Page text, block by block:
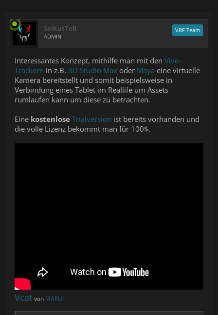
SolKutTeR
ADMIN
VRF Team
Interessantes Konzept, mithilfe man mit den Vive-
Trackern in z.B. 3D Studio Max oder Maya eine virtuelle
Kamera bereitstellt und somit beispielsweise in
Verbindung eines Tablet im Reallife um Assets
rumlaufen kann um diese zu betrachten.
Eine kostenlose Trialversion ist bereits vorhanden und
die volle Lizenz bekommt man für 100$.
Vcat von MARUI